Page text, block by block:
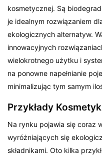
kosmetycznej. Są
je idealnym rozwiązaniem
ekologicznych alternatyw.
innowacyjnych
wielokrotnego użytku i
na ponowne napełnianie
minimalizując tym samym
Przykłady
Na rynku pojawia się coraz
wyróżniających się
składnikami. Oto kilka